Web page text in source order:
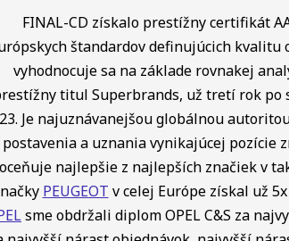
FINAL-CD získalo prestížny certifikát
štandardov definujúcich kvalitu
vyhodnocuje sa na základe rovnakej
titul Superbrands, už tretí rok po
Je najuznávanejšou globálnou
postavenia a uznania vynikajúcej pozície
oceňuje najlepšie z najlepších značiek v
PEUGEOT v celej Európe získal už
sme obdržali diplom OPEL C&S za